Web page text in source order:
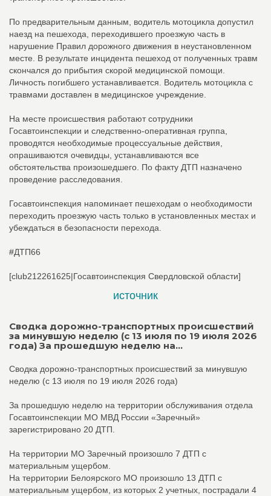
По предварительным данным, водитель мотоцикла допустил
наезд на пешехода, переходившего проезжую часть в
нарушение Правил дорожного движения в неустановленном
месте. В результате инцидента пешеход от полученных травм
скончался до прибытия скорой медицинской помощи.
Личность погибшего устанавливается. Водитель мотоцикла с
травмами доставлен в медицинское учреждение.
На месте происшествия работают сотрудники
Госавтоинспекции и следственно-оперативная группа,
проводятся необходимые процессуальные действия,
опрашиваются очевидцы, устанавливаются все
обстоятельства произошедшего. По факту ДТП назначено
проведение расследования.
Госавтоинспекция напоминает пешеходам о необходимости
переходить проезжую часть только в установленных местах и
убеждаться в безопасности перехода.
#ДТП66
[club212261625|Госавтоинспекция Свердловской области]
источник
Сводка дорожно-транспортных происшествий
за минувшую неделю (с 13 июля по 19 июля 2026
года) За прошедшую неделю на...
Сводка дорожно-транспортных происшествий за минувшую
неделю (с 13 июля по 19 июля 2026 года)
За прошедшую неделю на территории обслуживания отдела
Госавтоинспекции МО МВД России «Заречный»
зарегистрировано 20 ДТП.
На территории МО Заречный произошло 7 ДТП с
материальным ущербом.
На территории Белоярского МО произошло 13 ДТП с
материальным ущербом, из которых 2 учетных, пострадали 4